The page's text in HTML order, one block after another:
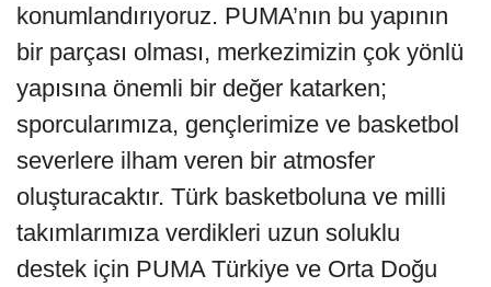
konumlandırıyoruz. PUMA’nın bu yapının
bir parçası olması, merkezimizin çok yönlü
yapısına önemli bir değer katarken;
sporcularımıza, gençlerimize ve basketbol
severlere ilham veren bir atmosfer
oluşturacaktır. Türk basketboluna ve milli
takımlarımıza verdikleri uzun soluklu
destek için PUMA Türkiye ve Orta Doğu